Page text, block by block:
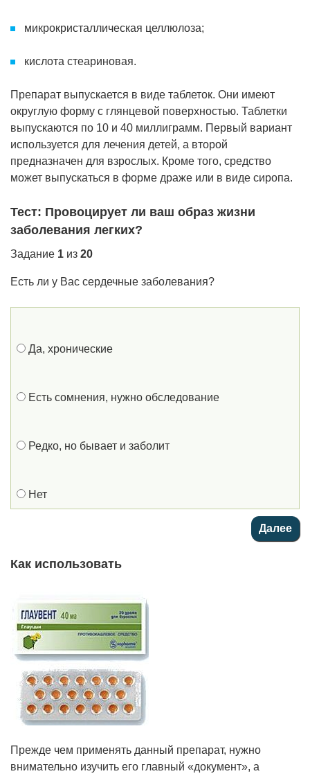
микрокристаллическая целлюлоза;
кислота стеариновая.
Препарат выпускается в виде таблеток. Они имеют
округлую форму с глянцевой поверхностью. Таблетки
выпускаются по 10 и 40 миллиграмм. Первый вариант
используется для лечения детей, а второй
предназначен для взрослых. Кроме того, средство
может выпускаться в форме драже или в виде сиропа.
Тест: Провоцирует ли ваш образ жизни
заболевания легких?
Задание 1 из 20
Есть ли у Вас сердечные заболевания?
Да, хронические
Есть сомнения, нужно обследование
Редко, но бывает и заболит
Нет
Как использовать
Прежде чем применять данный препарат, нужно
внимательно изучить его главный «документ», а